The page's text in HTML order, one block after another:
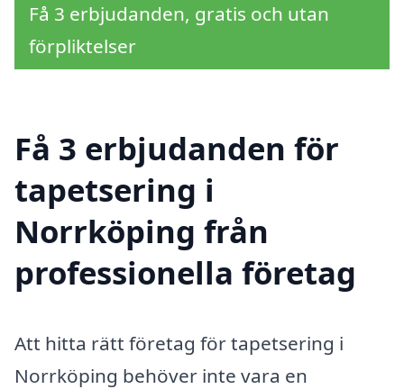
Få 3 erbjudanden, gratis och utan
förpliktelser
Få 3 erbjudanden för
tapetsering i
Norrköping från
professionella företag
Att hitta rätt företag för tapetsering i
Norrköping behöver inte vara en